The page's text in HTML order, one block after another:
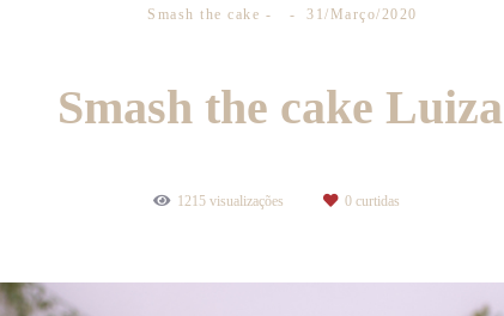
Smash the cake 31/Março/2020
Smash the cake Luiza
1215 visualizações 0 curtidas